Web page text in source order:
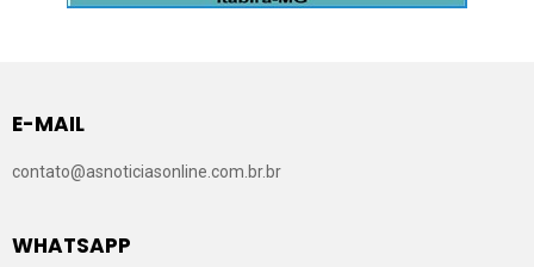
E-MAIL
contato@asnoticiasonline.com.br.br
WHATSAPP